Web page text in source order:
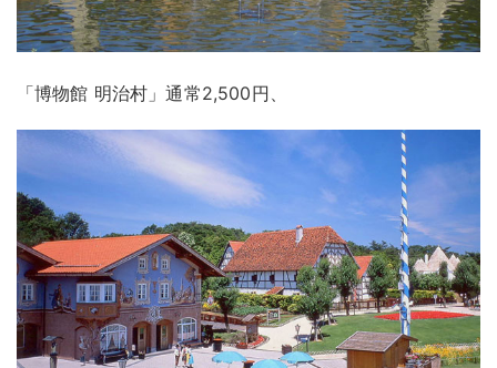
「博物館 明治村」通常2,500円、